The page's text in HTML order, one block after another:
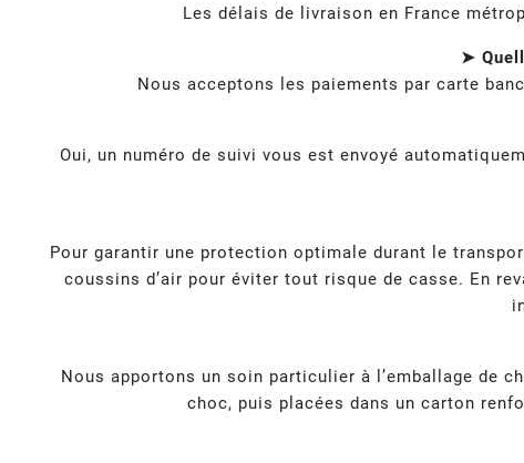
Les délais de livraison en France
➤
Nous acceptons les paiements par carte
Oui, un numéro de suivi vous est envoyé
Pour garantir une protection optimale durant le
coussins d’air pour éviter tout risque de casse. En
Nous apportons un soin particulier à l’emballage de
choc, puis placées dans un carton